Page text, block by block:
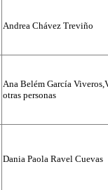
Andrea Chávez Treviño
Ana Belém García
otras personas
Dania Paola Ravel Cuevas